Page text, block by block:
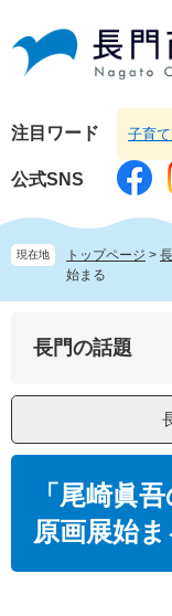
頭
す。
飛
し
本
文
へ
注目ワード 子育
公式SNS
現在地 トップページ >
始まる
長門の話題
「尾崎眞
原画展始ま